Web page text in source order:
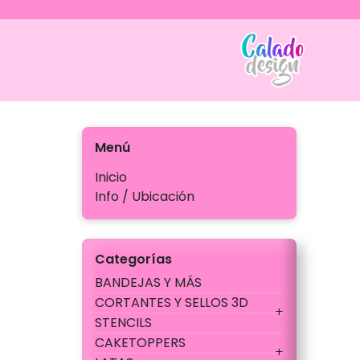
Menú
Inicio
Info / Ubicación
Categorías
BANDEJAS Y MÁS
CORTANTES Y SELLOS 3D
STENCILS
CAKETOPPERS